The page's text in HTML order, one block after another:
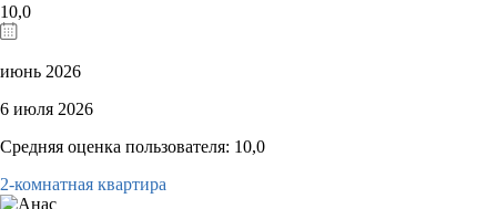
10,0
июнь 2026
6 июля 2026
Средняя оценка пользователя: 10,0
2-комнатная квартира